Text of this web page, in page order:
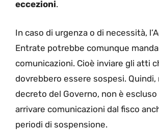
eccezioni.
In caso di urgenza o di necessità,
Entrate potrebbe comunque
comunicazioni. Cioè inviare gli atti
dovrebbero essere sospesi.
decreto del Governo, non è
arrivare comunicazioni dal fisco
periodi di sospensione.